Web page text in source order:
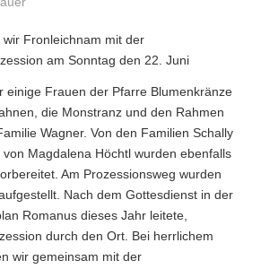
Fronleichnam mit der
am Sonntag den 22. Juni
einige Frauen der Pfarre Blumenkränze
die Monstranz und den Rahmen
Wagner. Von den Familien Schally
Magdalena Höchtl wurden ebenfalls
Am Prozessionsweg wurden
Nach dem Gottesdienst in der
Romanus dieses Jahr leitete,
durch den Ort. Bei herrlichem
wir gemeinsam mit der